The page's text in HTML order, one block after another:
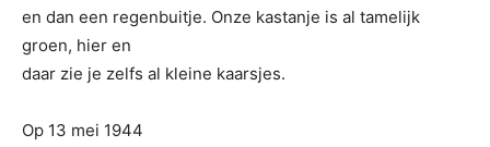
en dan een regenbuitje. Onze kastanje is al tamelijk
groen, hier en
daar zie je zelfs al kleine kaarsjes.
Op 13 mei 1944